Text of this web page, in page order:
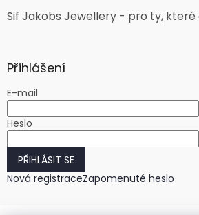
Sif Jakobs Jewellery - pro ty,
Přihlášení
E-mail
Heslo
PŘIHLÁSIT SE
Nová registraceZapomenuté heslo